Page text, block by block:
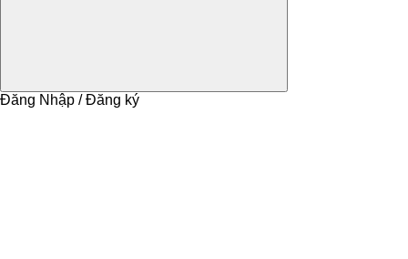
Đăng Nhập / Đăng ký